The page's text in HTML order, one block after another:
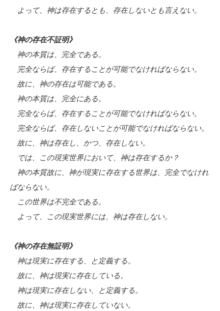
よって、神は存在するとも、存在しないとも言えない。
《神の存在不証明》
神の本質は、完全である。
完全ならば、存在することが可能でなければならない。
故に、神の存在は可能である。
神の本質は、完全にある。
完全ならば、存在することが可能でなければならない。
完全ならば、存在しないことが可能でなければならない。
故に、神は存在し、かつ、存在しない。
では、この現実世界において、神は存在するか？
神の本質故に、神が現実に存在する世界は、完全でなけれ
ばならない。
この世界は不完全である。
よって、この現実世界には、神は存在しない。
《神の存在無証明》
神は現実に存在する、と定義する。
故に、神は現実に存在している。
神は現実に存在しない、と定義する。
故に、神は現実に存在していない。